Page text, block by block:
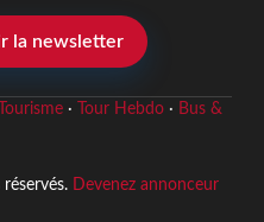
la newsletter
· Tour Hebdo· Bus &
Devenez annonceur